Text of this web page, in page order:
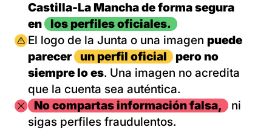
Castilla-La Mancha de forma segura
en
los perfiles oficiales.
Imagen
El logo de la Junta o una imagen puede
parecer
un perfil oficial
pero no
siempre lo es. Una imagen no acredita
que la cuenta sea auténtica.
ImagenNo compartas información falsa,
ni
sigas perfiles fraudulentos.